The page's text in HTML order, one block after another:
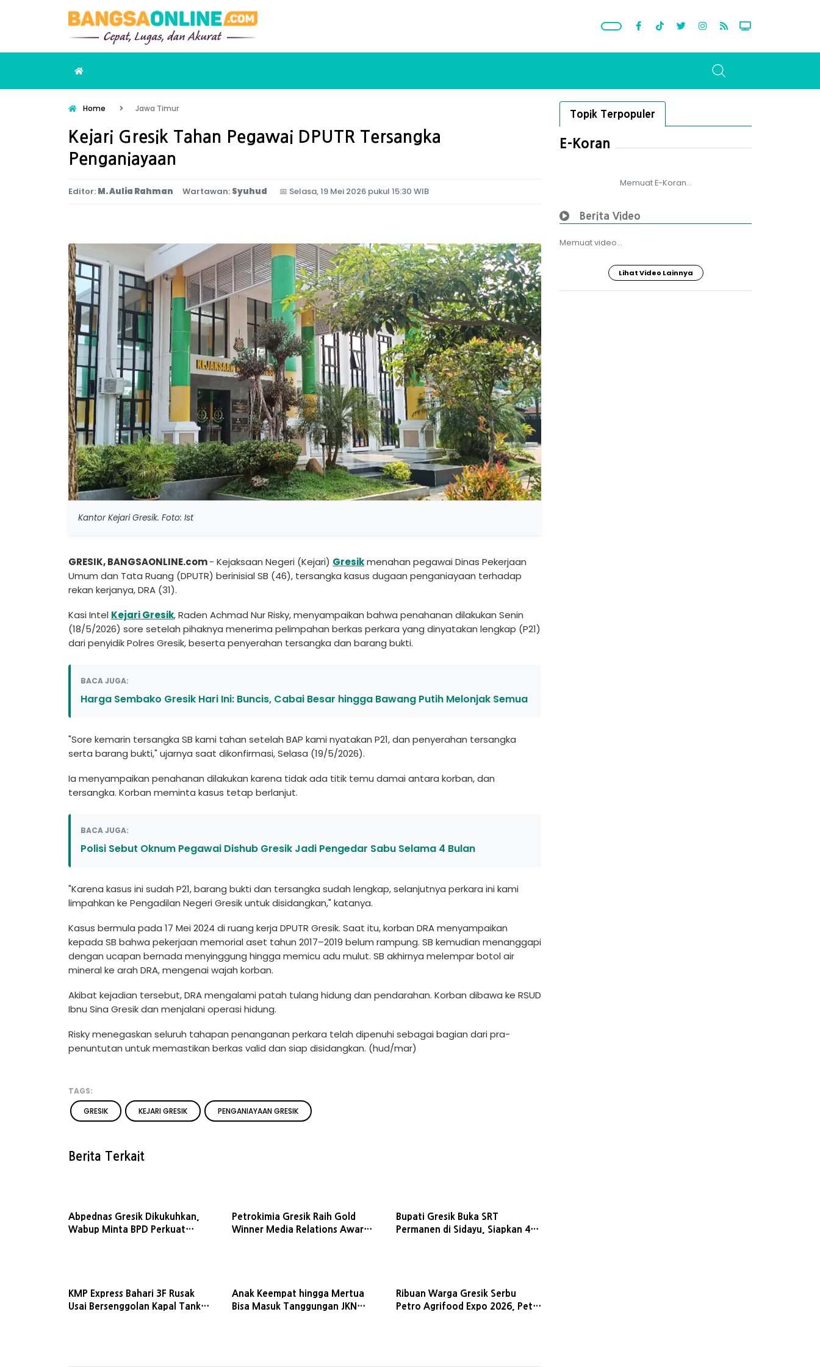
Home Jawa Timur
Kejari Gresik Tahan Pegawai DPUTR Tersangka
Penganiayaan
Editor: M. Aulia Rahman Wartawan: Syuhud 📅 Selasa, 19 Mei 2026 pukul 15:30 WIB
Kantor Kejari Gresik. Foto: Ist
GRESIK, BANGSAONLINE.com- Kejaksaan Negeri (Kejari) Gresikmenahan pegawai Dinas Pekerjaan
Umum dan Tata Ruang (DPUTR) berinisial SB (46), tersangka kasus dugaan penganiayaan terhadap
rekan kerjanya, DRA (31).
Kasi Intel Kejari Gresik, Raden Achmad Nur Risky, menyampaikan bahwa penahanan dilakukan Senin
(18/5/2026) sore setelah pihaknya menerima pelimpahan berkas perkara yang dinyatakan lengkap (P21)
dari penyidik Polres Gresik, beserta penyerahan tersangka dan barang bukti.
BACA JUGA:
Harga Sembako Gresik Hari Ini: Buncis, Cabai Besar hingga Bawang Putih Melonjak Semua
"Sore kemarin tersangka SB kami tahan setelah BAP kami nyatakan P21, dan penyerahan tersangka
serta barang bukti," ujarnya saat dikonfirmasi, Selasa (19/5/2026).
Ia menyampaikan penahanan dilakukan karena tidak ada titik temu damai antara korban, dan
tersangka. Korban meminta kasus tetap berlanjut.
BACA JUGA:
Polisi Sebut Oknum Pegawai Dishub Gresik Jadi Pengedar Sabu Selama 4 Bulan
"Karena kasus ini sudah P21, barang bukti dan tersangka sudah lengkap, selanjutnya perkara ini kami
limpahkan ke Pengadilan Negeri Gresik untuk disidangkan," katanya.
Kasus bermula pada 17 Mei 2024 di ruang kerja DPUTR Gresik. Saat itu, korban DRA menyampaikan
kepada SB bahwa pekerjaan memorial aset tahun 2017–2019 belum rampung. SB kemudian menanggapi
dengan ucapan bernada menyinggung hingga memicu adu mulut. SB akhirnya melempar botol air
mineral ke arah DRA, mengenai wajah korban.
Akibat kejadian tersebut, DRA mengalami patah tulang hidung dan pendarahan. Korban dibawa ke RSUD
Ibnu Sina Gresik dan menjalani operasi hidung.
Risky menegaskan seluruh tahapan penanganan perkara telah dipenuhi sebagai bagian dari pra-
penuntutan untuk memastikan berkas valid dan siap disidangkan. (hud/mar)
TAGS:
GRESIK
KEJARI GRESIK PENGANIAYAAN GRESIK
Berita Terkait
Abpednas Gresik Dikukuhkan,
Wabup Minta BPD Perkuat
Petrokimia Gresik Raih Gold
Winner Media Relations Award
Bupati Gresik Buka SRT
Permanen di Sidayu, Siapkan 405
KMP Express Bahari 3F Rusak
Usai Bersenggolan Kapal Tanker
Anak Keempat hingga Mertua
Bisa Masuk Tanggungan JKN
Ribuan Warga Gresik Serbu
Petro Agrifood Expo 2026, Petik
Topik Terpopuler
E-Koran
Memuat E-Koran...
Berita Video
Memuat video...
Lihat Video Lainnya